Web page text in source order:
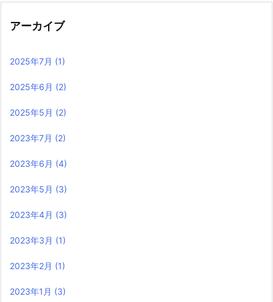
アーカイブ
2025年7月 (1)
2025年6月 (2)
2025年5月 (2)
2023年7月 (2)
2023年6月 (4)
2023年5月 (3)
2023年4月 (3)
2023年3月 (1)
2023年2月 (1)
2023年1月 (3)